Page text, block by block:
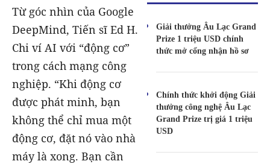
Giải thưởng Âu Lạc Grand
Prize 1 triệu USD chính
thức mở cổng nhận hồ sơ
Chính thức khởi động Giải
thưởng công nghệ Âu Lạc
Grand Prize trị giá 1 triệu
USD
Từ góc nhìn của Google
DeepMind, Tiến sĩ Ed H.
Chi ví AI với “động cơ”
trong cách mạng công
nghiệp. “Khi động cơ
được phát minh, bạn
không thể chỉ mua một
động cơ, đặt nó vào nhà
máy là xong. Bạn cần